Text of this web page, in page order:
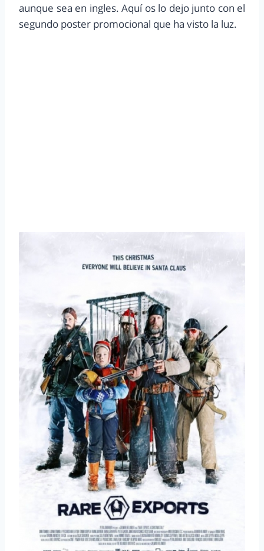
aunque sea en ingles. Aquí os lo dejo junto con el
segundo poster promocional que ha visto la luz.